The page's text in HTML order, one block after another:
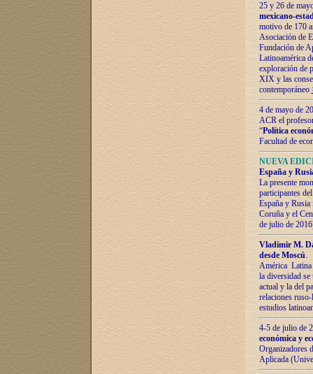
25 y 26 de
mexicano-
motivo de 170
Asociación de
Fundación de
Latinoamérica
exploración de
XIX y las
contemporáneo
4 de mayo de
ACR el
“Política
Facultad de
NUEVA
España y
La presente
participantes
España y
Coruña y el
de julio de
Vladímir М.
desde Moscú.
América Latina
la diversidad
actual у lа del
relaciones
estudios
4-5 de julio de
económica y
Organizadores
Aplicada